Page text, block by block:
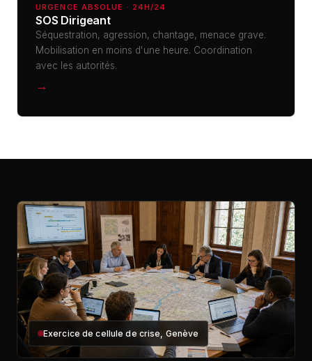
URGENCE ABSOLUE · 24H/24
SOS Dirigeant
Séquestration, agression, chantage, menace grave.
Mobilisation en moins d'une heure. Coordination
avec les autorités.
→
Exercice de cellule de crise, Genève